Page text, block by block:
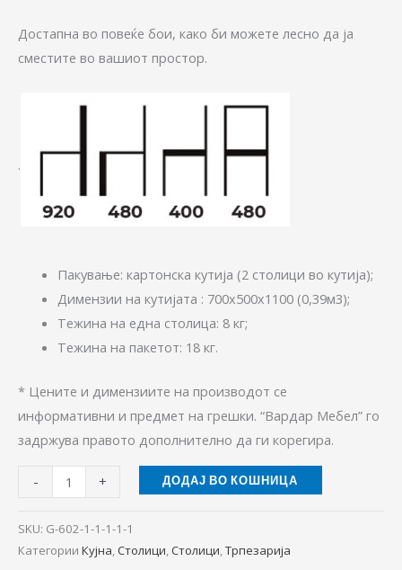
Достапна во повеќе бои, како би можете лесно да ја
сместите во вашиот простор.
.
Пакување: картонска кутија (2 столици во кутија);
Димензии на кутијата : 700х500х1100 (0,39м3);
Тежина на една столица: 8 кг;
Тежина на пакетот: 18 кг.
* Цените и димензиите на производот се
информативни и предмет на грешки. “Вардар Мебел” го
задржува правото дополнително да ги корeгира.
- + ДОДАЈ ВО КОШНИЦА
SKU: G-602-1-1-1-1-1
Категории Кујна, Столици, Столици,Трпезарија